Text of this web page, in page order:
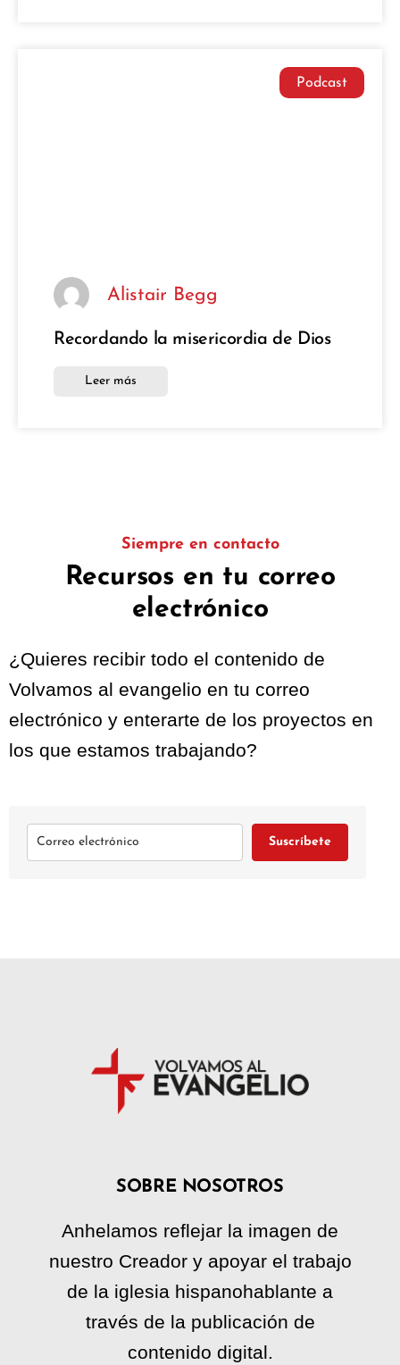
Podcast
Alistair Begg
Recordando la misericordia de Dios
Leer más
Siempre en contacto
Recursos en tu correo
electrónico
¿Quieres recibir todo el contenido de
Volvamos al evangelio en tu correo
electrónico y enterarte de los proyectos en
los que estamos trabajando?
Suscríbete
SOBRE NOSOTROS
Anhelamos reflejar la imagen de
nuestro Creador y apoyar el trabajo
de la iglesia hispanohablante a
través de la publicación de
contenido digital.